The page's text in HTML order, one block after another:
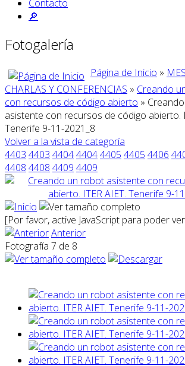
Contacto
🔎
Fotogalería
Página de Inicio »
CHARLAS Y CONFERENCIAS » Creando
con recursos de código abierto »
asistente con recursos de código abierto.
Tenerife 9-11-2021_8
Volver a la vista de categoría
4403 4403 440444044405 4405 4406
4408 4408 4409 4409
[Por favor, active JavaScript para poder
Anterior
Fotografía 7 de 8